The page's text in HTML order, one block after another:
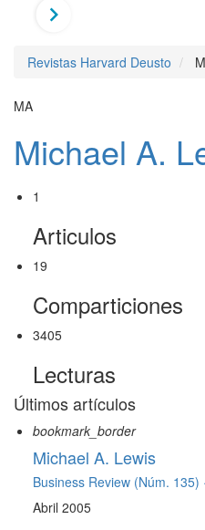
Revistas Harvard Deusto
MA
Michael A.
1
Articulos
19
Comparticiones
3405
Lecturas
Últimos artículos
bookmark_border
Michael A. Lewis
Business Review (Núm. 135) ·
Abril 2005